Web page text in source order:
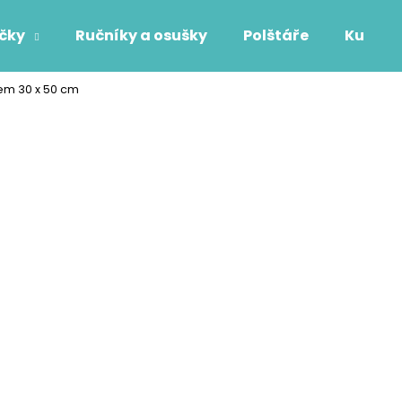
Ručníky a osušky Polštáře
30 x 50 cm
Co potřebujete najít?